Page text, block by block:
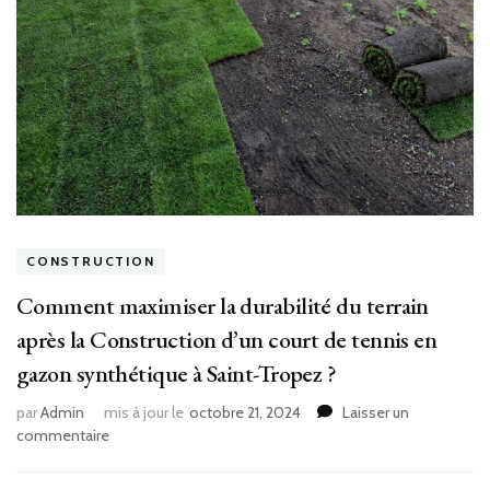
CONSTRUCTION
Comment maximiser la durabilité du terrain
après la Construction d’un court de tennis en
gazon synthétique à Saint-Tropez ?
parAdmin mis à jour le octobre 21, 2024
Laisser un
commentairesur